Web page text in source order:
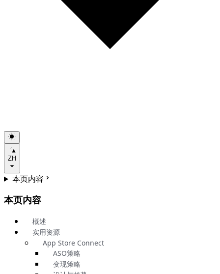
ZH
本页内容
本页内容
概述
实用资源
App Store Connect
ASO策略
变现策略